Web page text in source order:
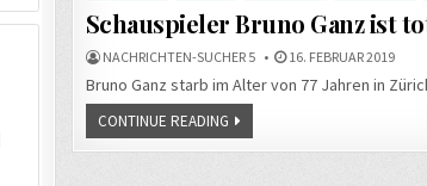
in
Schauspieler Bruno Ganz ist
NACHRICHTEN-SUCHER 5 16. FEBRUAR 2019
Bruno Ganz starb im Alter von 77 Jahren in
CONTINUE READING